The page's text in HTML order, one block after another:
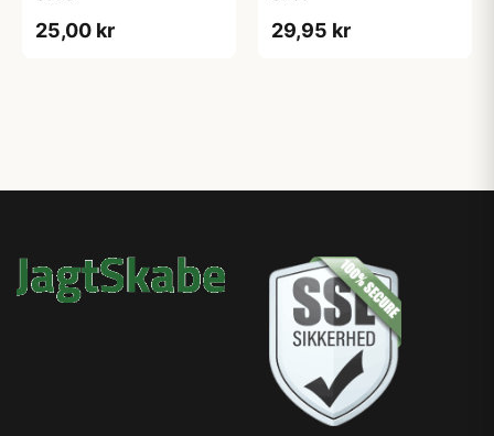
25,00 kr 29,95 kr